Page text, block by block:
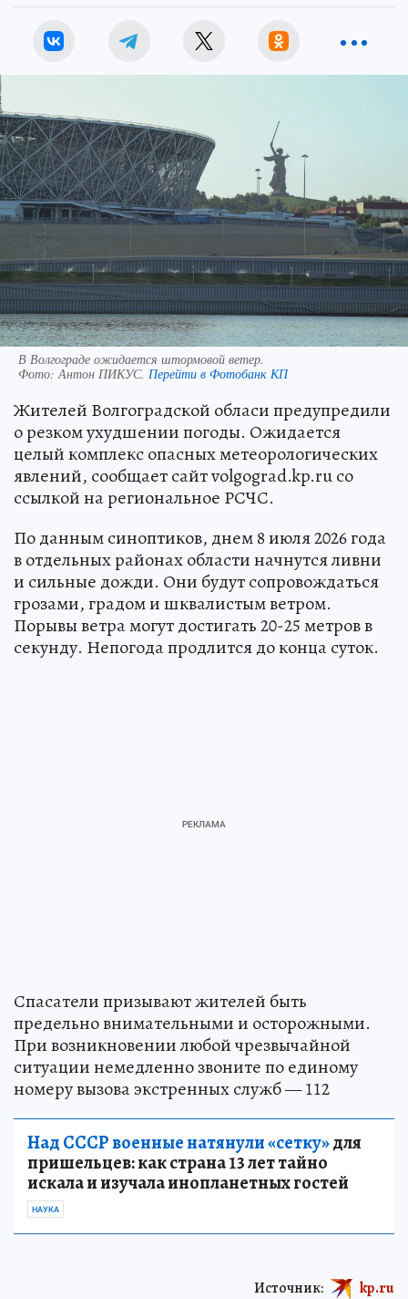
В Волгограде ожидается штормовой ветер.
Фото: Антон ПИКУС. Перейти в Фотобанк КП
Жителей Волгоградской обласи предупредили
о резком ухудшении погоды. Ожидается
целый комплекс опасных метеорологических
явлений, сообщает сайт volgograd.kp.ru со
ссылкой на региональное РСЧС.
По данным синоптиков, днем 8 июля 2026 года
в отдельных районах области начнутся ливни
и сильные дожди. Они будут сопровождаться
грозами, градом и шквалистым ветром.
Порывы ветра могут достигать 20-25 метров в
секунду. Непогода продлится до конца суток.
Спасатели призывают жителей быть
предельно внимательными и осторожными.
При возникновении любой чрезвычайной
ситуации немедленно звоните по единому
номеру вызова экстренных служб — 112
Над СССР военные натянули «сетку»для
пришельцев: как страна 13 лет тайно
искала и изучала инопланетных гостей
НАУКА
Источник: kp.ru